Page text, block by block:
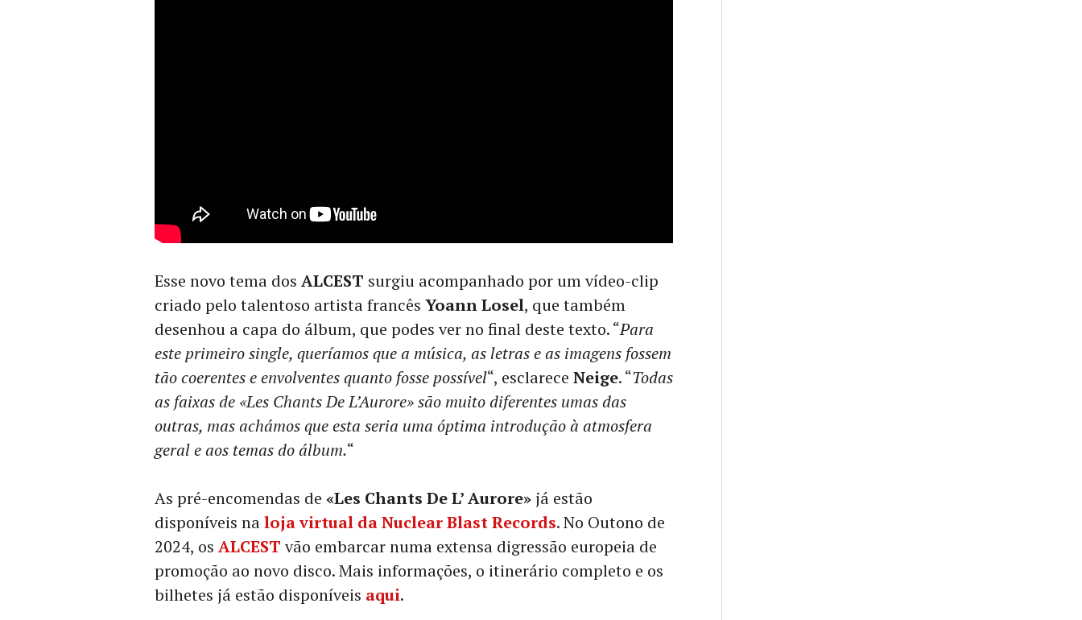
Esse novo tema dos ALCEST surgiu acompanhado por um vídeo-clip
criado pelo talentoso artista francês Yoann Losel, que também
desenhou a capa do álbum, que podes ver no final deste texto. “Para
este primeiro single, queríamos que a música, as letras e as imagens fossem
tão coerentes e envolventes quanto fosse possível“, esclarece Neige. “Todas
as faixas de «Les Chants De L’Aurore» são muito diferentes umas das
outras, mas achámos que esta seria uma óptima introdução à atmosfera
geral e aos temas do álbum.“
As pré-encomendas de «Les Chants De L’ Aurore» já estão
disponíveis naloja virtual da Nuclear Blast Records. No Outono de
2024, os ALCESTvão embarcar numa extensa digressão europeia de
promoção ao novo disco. Mais informações, o itinerário completo e os
bilhetes já estão disponíveis aqui.